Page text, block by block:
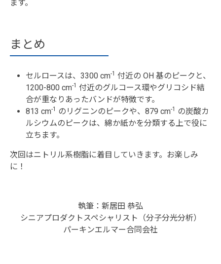
ます。
まとめ
セルロースは、3300 cm-1 付近の OH 基のピークと、
1200-800 cm-1 付近のグルコース環やグリコシド結
合が重なりあったバンドが特徴です。
813 cm-1 のリグニンのピークや、879 cm-1
の炭酸カ
ルシウムのピークは、綿か紙かを分類する上で役に
立ちます。
次回はニトリル系樹脂に着目していきます。お楽しみ
に！
執筆：新居田 恭弘
シニアプロダクトスペシャリスト（分子分光分析）
パーキンエルマー合同会社